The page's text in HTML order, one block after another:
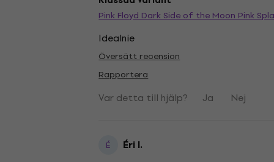
Pink Floyd Dark Side of the Moon Pink
Idealnie
Översätt recension
Rapportera
Var detta till hjälp? Ja Nej
É Éri I.